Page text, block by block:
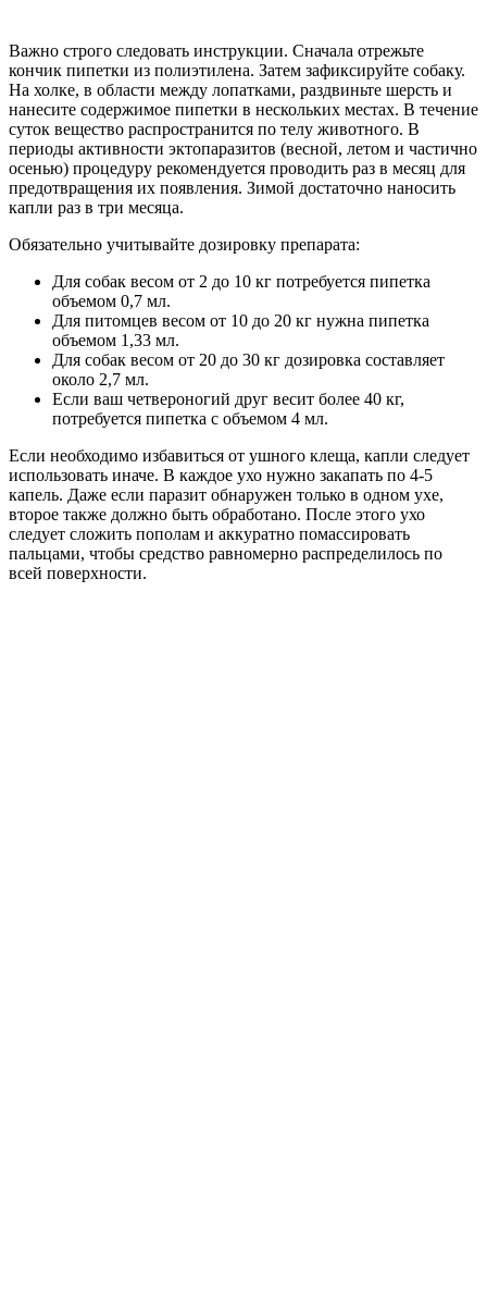
Важно строго следовать инструкции. Сначала отрежьте
кончик пипетки из полиэтилена. Затем зафиксируйте собаку.
На холке, в области между лопатками, раздвиньте шерсть и
нанесите содержимое пипетки в нескольких местах. В течение
суток вещество распространится по телу животного. В
периоды активности эктопаразитов (весной, летом и частично
осенью) процедуру рекомендуется проводить раз в месяц для
предотвращения их появления. Зимой достаточно наносить
капли раз в три месяца.
Обязательно учитывайте дозировку препарата:
Для собак весом от 2 до 10 кг потребуется пипетка
объемом 0,7 мл.
Для питомцев весом от 10 до 20 кг нужна пипетка
объемом 1,33 мл.
Для собак весом от 20 до 30 кг дозировка составляет
около 2,7 мл.
Если ваш четвероногий друг весит более 40 кг,
потребуется пипетка с объемом 4 мл.
Если необходимо избавиться от ушного клеща, капли следует
использовать иначе. В каждое ухо нужно закапать по 4-5
капель. Даже если паразит обнаружен только в одном ухе,
второе также должно быть обработано. После этого ухо
следует сложить пополам и аккуратно помассировать
пальцами, чтобы средство равномерно распределилось по
всей поверхности.